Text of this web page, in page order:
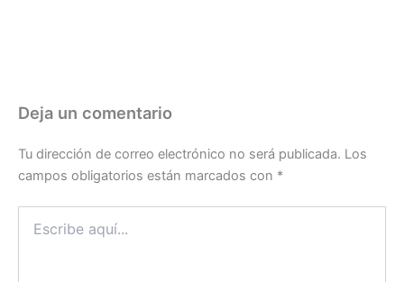
Deja un comentario
Tu dirección de correo electrónico no será publicada. Los
campos obligatorios están marcados con *
aquí...